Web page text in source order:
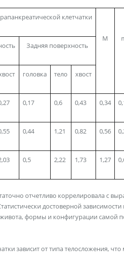
клетчатки
M
Задняя поверхность
головка тело хвост
0,17 0,6 0,43 0,34
0,44 1,21 0,82 0,56
0,5 2,22 1,73 1,27
отчетливо коррелировала с
достоверной
формы и конфигурации самой
зависит от типа телосложения,